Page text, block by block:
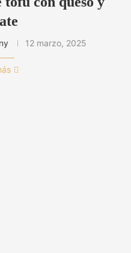
12 marzo, 2025